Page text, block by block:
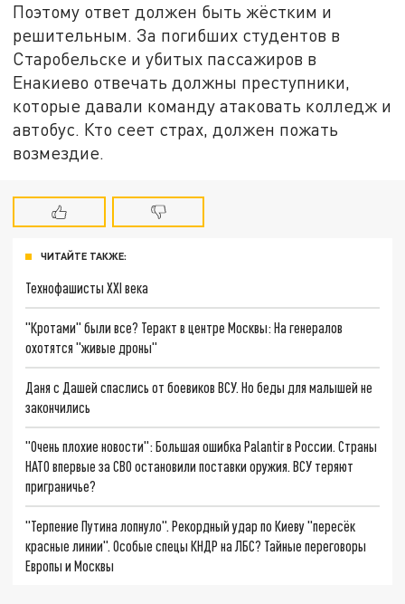
Поэтому ответ должен быть жёстким и
решительным. За погибших студентов в
Старобельске и убитых пассажиров в
Енакиево отвечать должны преступники,
которые давали команду атаковать колледж и
автобус. Кто сеет страх, должен пожать
возмездие.
ЧИТАЙТЕ ТАКЖЕ:
Технофашисты XXI века
"Кротами" были все? Теракт в центре Москвы: На генералов
охотятся "живые дроны"
Даня с Дашей спаслись от боевиков ВСУ. Но беды для малышей не
закончились
"Очень плохие новости": Большая ошибка Palantir в России. Страны
НАТО впервые за СВО остановили поставки оружия. ВСУ теряют
приграничье?
"Терпение Путина лопнуло". Рекордный удар по Киеву "пересёк
красные линии". Особые спецы КНДР на ЛБС? Тайные переговоры
Европы и Москвы